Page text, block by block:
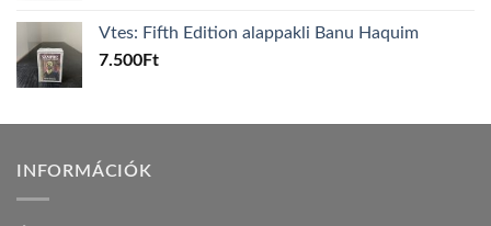
Vtes: Fifth Edition alappakli Banu Haquim
7.500Ft
INFORMÁCIÓK